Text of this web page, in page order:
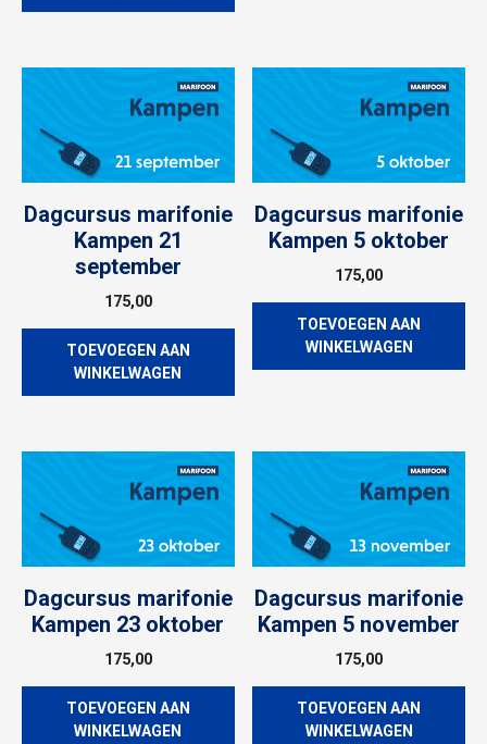
Dagcursus marifonie
Kampen 21
september
175,00
TOEVOEGEN AAN
WINKELWAGEN
Dagcursus marifonie
Kampen 5 oktober
175,00
TOEVOEGEN AAN
WINKELWAGEN
Dagcursus marifonie
Kampen 23 oktober
175,00
TOEVOEGEN AAN
WINKELWAGEN
Dagcursus marifonie
Kampen 5 november
175,00
TOEVOEGEN AAN
WINKELWAGEN